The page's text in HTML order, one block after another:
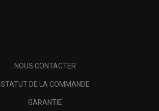
NOUS CONTACTER
STATUT DE LA COMMANDE
GARANTIE